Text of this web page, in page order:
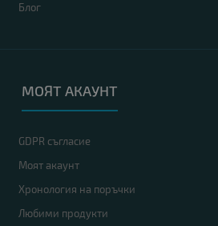
Блог
МОЯТ АКАУНТ
GDPR съгласие
Моят акаунт
Хронология на поръчки
Любими продукти